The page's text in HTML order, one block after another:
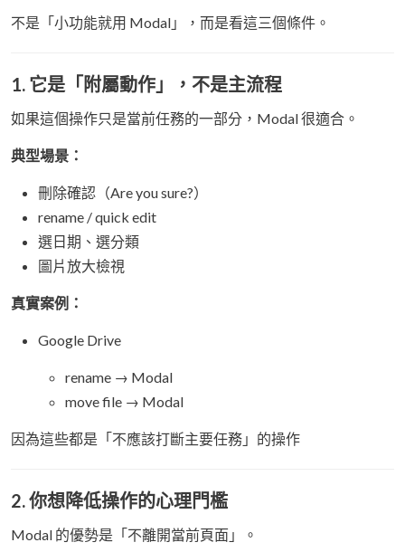
不是「小功能就用 Modal」，而是看這三個條件。
1. 它是「附屬動作」，不是主流程
如果這個操作只是當前任務的一部分，Modal 很適合。
典型場景：
刪除確認（Are you sure?）
rename / quick edit
選日期、選分類
圖片放大檢視
真實案例：
Google Drive
rename → Modal
move file → Modal
因為這些都是「不應該打斷主要任務」的操作
2. 你想降低操作的心理門檻
Modal 的優勢是「不離開當前頁面」。